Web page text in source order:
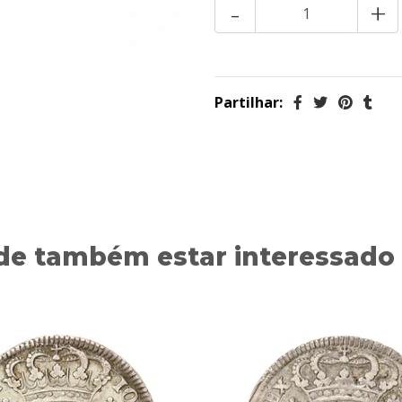
- +
Partilhar:
também estar interessado